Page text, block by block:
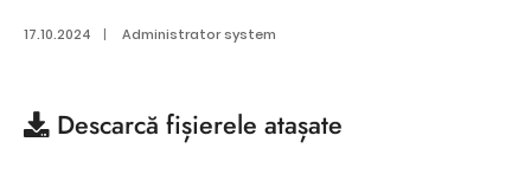
17.10.2024 | Administrator system
Descarcă fișierele atașate